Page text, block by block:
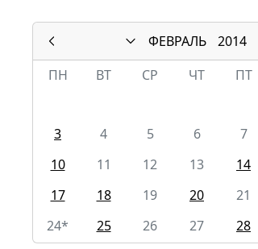
ФЕВРАЛЬ
2014
ПН
ВТ СР ЧТ ПТ
3
4 5 6 7
10
11 12 13 14
17
18 19 20 21
24*
25 26 27 28